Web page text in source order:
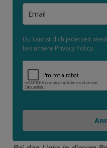
Leben.
Du kannst dich jederzeit
lies unsere Privacy Policy.